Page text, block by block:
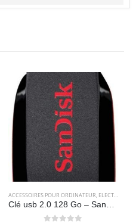
,STOCKAGE
ACCESSOIRES POUR ORDINATEUR, ELECTRONIQUES
Clé usb 2.0 128 Go – SanDisk Cruzer Blade